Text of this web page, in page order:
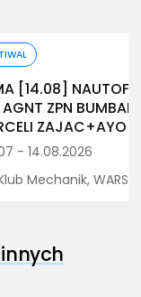
[14.08]
AGNT ZPN
ZAJAC+AYO
- 14.08.2026
Mechanik,